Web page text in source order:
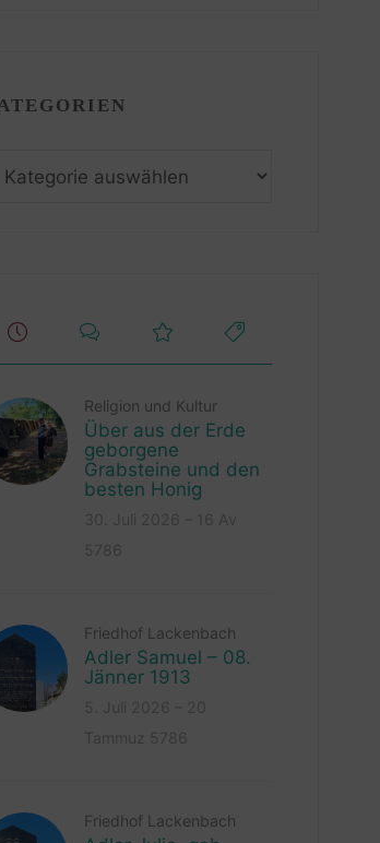
Religion und Kultur
Über aus der Erde
geborgene
Grabsteine und den
besten Honig
Friedhof Lackenbach
Adler Samuel – 08.
Jänner 1913
Friedhof Lackenbach